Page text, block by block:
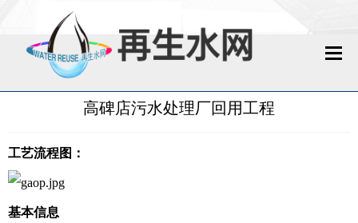
城镇污水回用
高碑店污水处理厂回用工程
工艺流程图：
基本信息